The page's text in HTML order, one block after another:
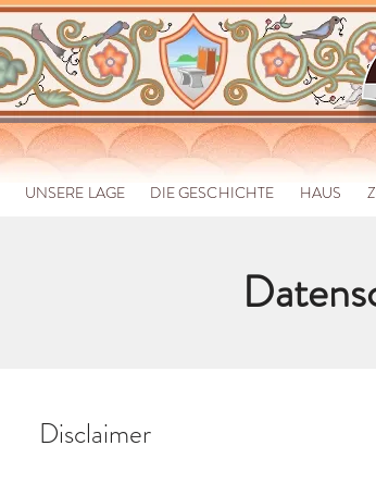
UNSERE LAGE DIE GESCHICHTE HAUS
Disclaimer